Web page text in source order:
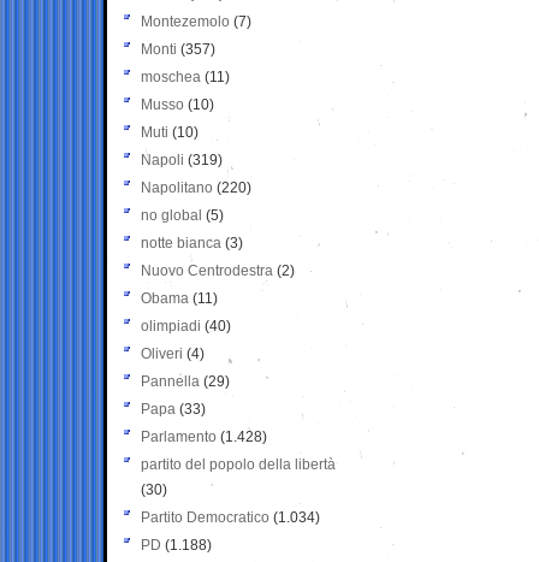
Montezemolo (7)
Monti (357)
moschea (11)
Musso (10)
Muti (10)
Napoli (319)
Napolitano (220)
no global (5)
notte bianca (3)
Nuovo Centrodestra (2)
Obama (11)
olimpiadi (40)
Oliveri (4)
Pannella (29)
Papa (33)
Parlamento (1.428)
partito del popolo della libertà
(30)
Partito Democratico (1.034)
PD (1.188)